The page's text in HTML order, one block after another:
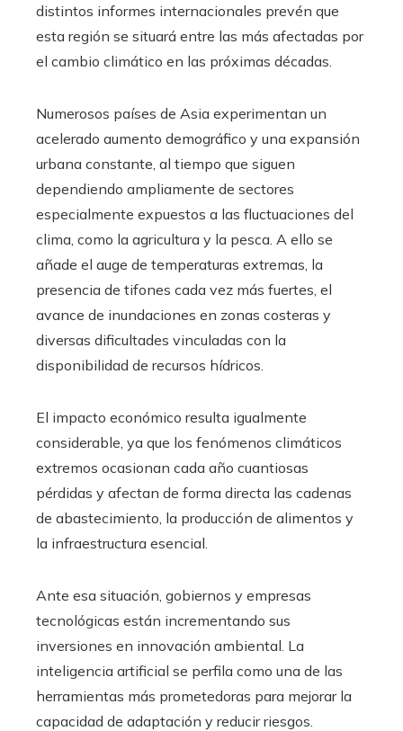
distintos informes internacionales prevén que
esta región se situará entre las más afectadas por
el cambio climático en las próximas décadas.
Numerosos países de Asia experimentan un
acelerado aumento demográfico y una expansión
urbana constante, al tiempo que siguen
dependiendo ampliamente de sectores
especialmente expuestos a las fluctuaciones del
clima, como la agricultura y la pesca. A ello se
añade el auge de temperaturas extremas, la
presencia de tifones cada vez más fuertes, el
avance de inundaciones en zonas costeras y
diversas dificultades vinculadas con la
disponibilidad de recursos hídricos.
El impacto económico resulta igualmente
considerable, ya que los fenómenos climáticos
extremos ocasionan cada año cuantiosas
pérdidas y afectan de forma directa las cadenas
de abastecimiento, la producción de alimentos y
la infraestructura esencial.
Ante esa situación, gobiernos y empresas
tecnológicas están incrementando sus
inversiones en innovación ambiental. La
inteligencia artificial se perfila como una de las
herramientas más prometedoras para mejorar la
capacidad de adaptación y reducir riesgos.